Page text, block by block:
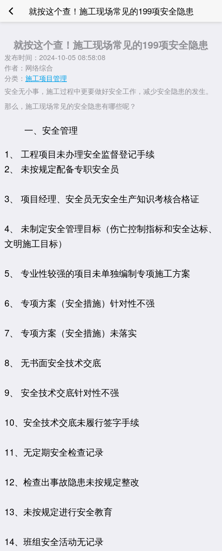
就按这个查！施工现场常见的199项安全隐患
就按这个查！施工现场常见的199项安全隐患
发布时间：2024-10-05 08:58:08
作者：网络综合
分类： 施工项目管理
安全无小事，施工过程中更要做好安全工作，减少安全隐患的发生。
那么，施工现场常见的安全隐患有哪些呢？
一、安全管理
1、 工程项目未办理安全监督登记手续
2、 未按规定配备专职安全员
3、 项目经理、安全员无安全生产知识考核合格证
4、 未制定安全管理目标（伤亡控制指标和安全达标、
文明施工目标）
5、 专业性较强的项目未单独编制专项施工方案
6、 专项方案（安全措施）针对性不强
7、 专项方案（安全措施）未落实
8、 无书面安全技术交底
9、 安全技术交底针对性不强
10、安全技术交底未履行签字手续
11、无定期安全检查记录
12、检查出事故隐患未按规定整改
13、未按规定进行安全教育
14、班组安全活动无记录